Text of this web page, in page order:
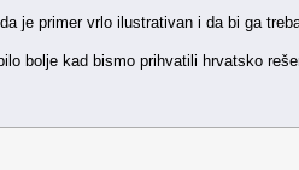
je primer vrlo ilustrativan i da bi ga
bolje kad bismo prihvatili hrvatsko